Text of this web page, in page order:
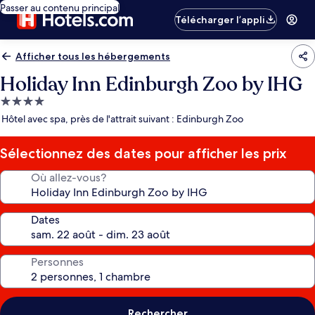
Passer au contenu principal
Télécharger l’appli
Afficher tous les hébergements
Holiday Inn Edinburgh Zoo by IHG
Hébergement
4.0 étoiles
Hôtel avec spa, près de l'attrait suivant : Edinburgh Zoo
Sélectionnez des dates pour afficher les prix
Où allez-vous?
Dates
Personnes